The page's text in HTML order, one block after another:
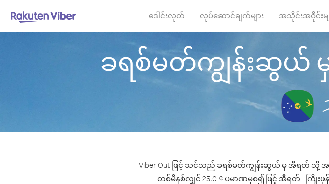
ဒေါင်းလုတ် လုပ်ဆောင်ချက်များ အသိုင်းအဝိုင်းမျ
ခရစ်မတ်ကျွန်းဆွယ်
Viber Out ဖြင့် သင်သည် ခရစ်မတ်ကျွန်းဆွယ် မှ အီရတ် သို့
တစ်မိနစ်လျှင် 25.0 ¢ ပမာဏမှစ၍ ဖြင့် အီရတ် - ကြို